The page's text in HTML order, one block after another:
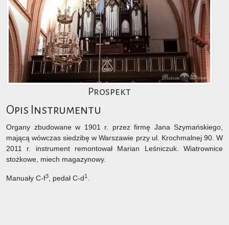
Prospekt
Opis Instrumentu
Organy zbudowane w 1901 r. przez firmę Jana Szymańskiego,
mającą wówczas siedzibę w Warszawie przy ul. Krochmalnej 90. W
2011 r. instrument remontował Marian Leśniczuk. Wiatrownice
stożkowe, miech magazynowy.
Manuały C-f3 , pedał C-d1